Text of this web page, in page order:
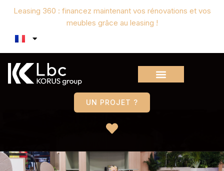
Leasing 360 : financez maintenant vos rénovations et vos
meubles grâce au leasing !
UN PROJET ?